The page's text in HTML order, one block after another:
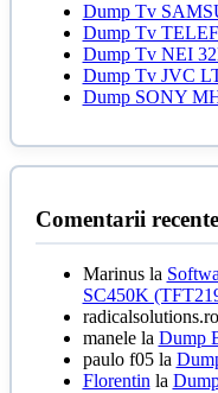
Dump Tv
Dump Tv
Dump Tv NEI
Dump Tv JVC
Dump SONY
Comentarii recente
Marinusla
SC450K
radicalsolutions.ro
manelela Dump
paulo f05la
Florentin la